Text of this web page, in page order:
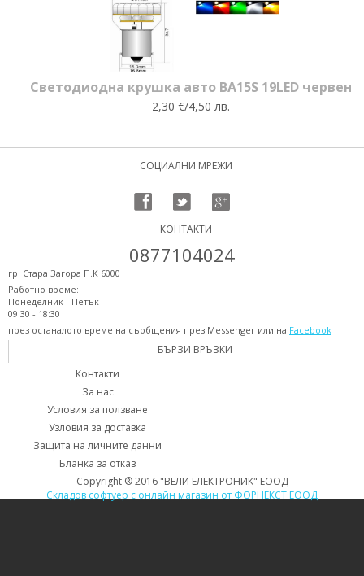
Светодиодна крушка авто BA15S 19LED червен
2,30 €/4,50 лв.
СОЦИАЛНИ МРЕЖИ
КОНТАКТИ
0877104024
гр. Стара Загора П.К 6000
Работно време:
Понеделник - Петък
09:30 - 18:30
през останалото време на съобщения през Messenger или на Facebook
БЪРЗИ ВРЪЗКИ
Контакти
За нас
Условия за ползване
Узловия за доставка
Защита на личните данни
Бланка за отказ
Copyright ® 2016 "ВЕЛИ ЕЛЕКТРОНИК" ЕООД
Складов софтуер с онлайн магазин от ФОРНЕКСТ ЕООД